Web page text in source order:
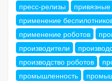
пресс-релизы
привязные
применение
применение роботов
производители
производство роботов
промышленность